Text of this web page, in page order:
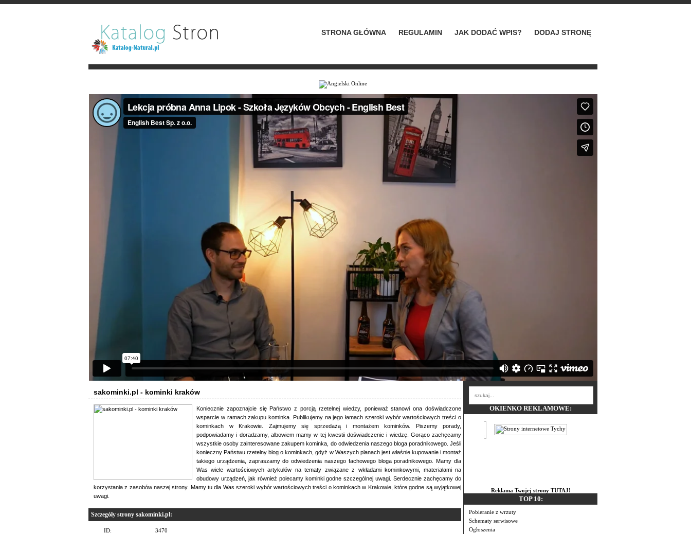
STRONA GŁÓWNA REGULAMIN JAK DODAĆ WPIS? DODAJ STRONĘ
OKIENKO REKLAMOWE:
Reklama Twojej strony TUTAJ!
TOP 10:
Pobieranie z wrzuty
Schematy serwisowe
Ogłoszenia
sakominki.pl - kominki kraków
Koniecznie zapoznajcie się Państwo z porcją rzetelnej wiedzy, ponieważ stanowi ona doświadczone
wsparcie w ramach zakupu kominka. Publikujemy na jego łamach szeroki wybór wartościowych treści o
kominkach w Krakowie. Zajmujemy się sprzedażą i montażem kominków. Piszemy porady,
podpowiadamy i doradzamy, albowiem mamy w tej kwestii doświadczenie i wiedzę. Gorąco zachęcamy
wszystkie osoby zainteresowane zakupem kominka, do odwiedzenia naszego bloga poradnikowego. Jeśli
konieczny Państwu rzetelny blog o kominkach, gdyż w Waszych planach jest właśnie kupowanie i montaż
takiego urządzenia, zapraszamy do odwiedzenia naszego fachowego bloga poradnikowego. Mamy dla
Was wiele wartościowych artykułów na tematy związane z wkładami kominkowymi, materiałami na
obudowy urządzeń, jak również polecamy kominki godne szczególnej uwagi. Serdecznie zachęcamy do
korzystania z zasobów naszej strony. Mamy tu dla Was szeroki wybór wartościowych treści o kominkach w Krakowie, które godne są wyjątkowej
uwagi.
Szczegóły strony sakominki.pl:
ID:
3470